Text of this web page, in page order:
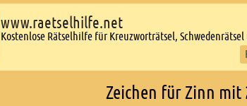
www.raetselhilfe.net
Kostenlose Rätselhilfe für Kreuzworträtsel,
Zeichen für Zinn mit